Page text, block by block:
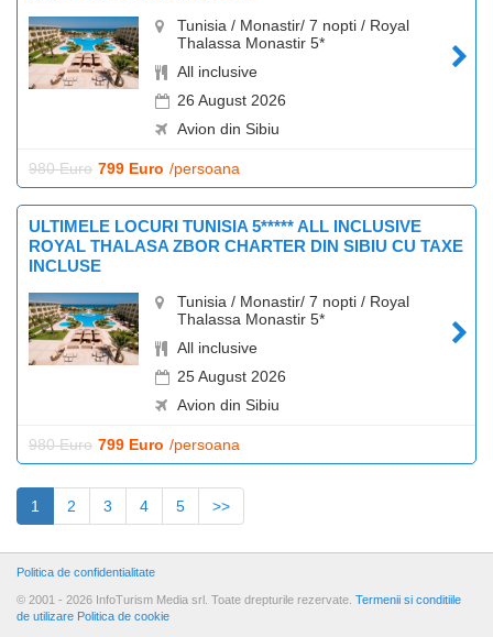
Tunisia / Monastir/ 7 nopti / Royal
Thalassa Monastir 5*
All inclusive
26 August 2026
Avion din Sibiu
980 Euro 799 Euro /persoana
ULTIMELE LOCURI TUNISIA 5***** ALL INCLUSIVE
ROYAL THALASA ZBOR CHARTER DIN SIBIU CU TAXE
INCLUSE
Tunisia / Monastir/ 7 nopti / Royal
Thalassa Monastir 5*
All inclusive
25 August 2026
Avion din Sibiu
980 Euro 799 Euro /persoana
1 (current)
2 3 4 5 >>
Politica de confidentialitate
© 2001 - 2026 InfoTurism Media srl. Toate drepturile rezervate. Termenii si conditiile
de utilizare Politica de cookie